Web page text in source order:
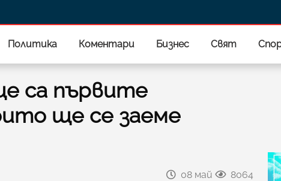
Политика Коментари Бизнес Свят
са първите
ще се заеме
08 май 8064